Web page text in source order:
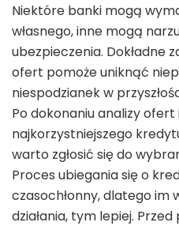
Niektóre banki mogą
własnego, inne mogą
ubezpieczenia. Dokładne
ofert pomoże uniknąć
niespodzianek w
Po dokonaniu analizy
najkorzystniejszego
warto zgłosić się do
Proces ubiegania się o
czasochłonny, dlatego im
działania, tym lepiej.